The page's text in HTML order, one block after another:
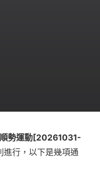
勢運動[20261031-
進行，以下是幾項通